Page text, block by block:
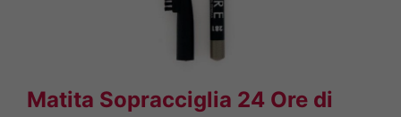
Matita Sopracciglia 24 Ore di